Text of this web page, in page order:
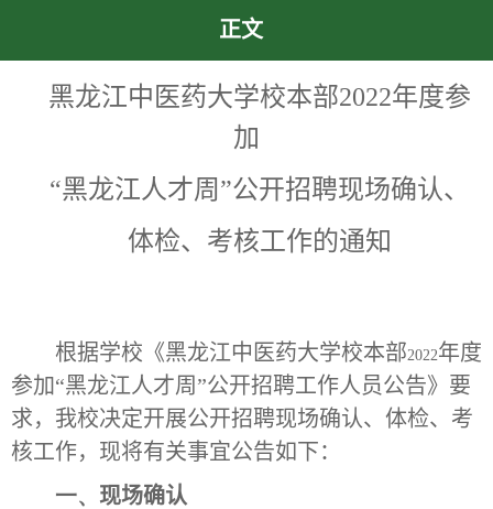
正文
黑龙江中医药大学校本部2022年度参
加
“黑龙江人才周”公开招聘现场确认、
体检、考核工作的通知
根据学校《黑龙江中医药大学校本部2022年度
参加“黑龙江人才周”公开招聘工作人员公告》要
求，我校决定开展公开招聘现场确认、体检、考
核工作，现将有关事宜公告如下：
一、 现场确认